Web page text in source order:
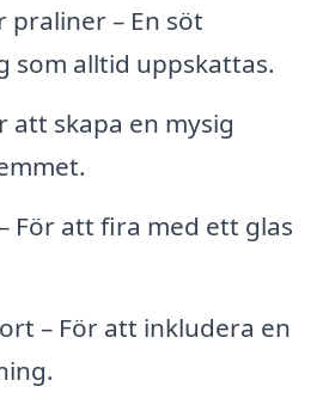
praliner – En söt
som alltid uppskattas.
att skapa en mysig
För att fira med ett glas
– För att inkludera en